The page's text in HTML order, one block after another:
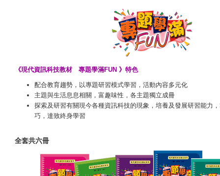
《現代資訊科技教材 專題學滿FUN 》特色
配合教育趨勢，以專題研習模式學習，活動內容多元化
主題與生活息息相關，富趣味性，各主題獨立成冊
探索及研習有關現今各種資訊科技的現象，培養及發展研習能力
巧，達致終身學習
全套共六冊